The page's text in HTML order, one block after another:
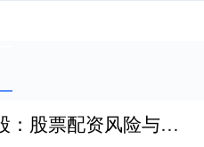
杠杆炒股：股票配资风险与操作指南